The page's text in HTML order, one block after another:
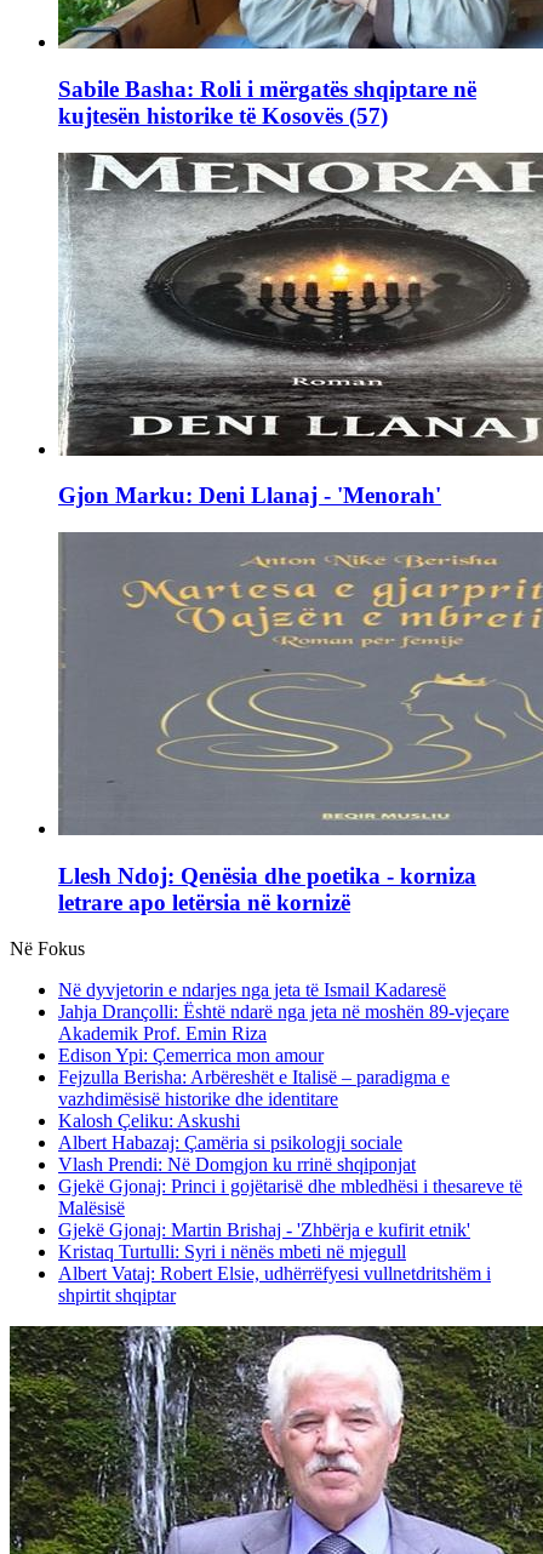
Sabile Basha: Roli i mërgatës shqiptare në
kujtesën historike të Kosovës (57)
Gjon Marku: Deni Llanaj - 'Menorah'
Llesh Ndoj: Qenësia dhe poetika - korniza
letrare apo letërsia në kornizë
Në Fokus
Në dyvjetorin e ndarjes nga jeta të Ismail Kadaresë
Jahja Drançolli: Është ndarë nga jeta në moshën 89-vjeçare
Akademik Prof. Emin Riza
Edison Ypi: Çemerrica mon amour
Fejzulla Berisha: Arbëreshët e Italisë – paradigma e
vazhdimësisë historike dhe identitare
Kalosh Çeliku: Askushi
Albert Habazaj: Çamëria si psikologji sociale
Vlash Prendi: Në Domgjon ku rrinë shqiponjat
Gjekë Gjonaj: Princi i gojëtarisë dhe mbledhësi i thesareve të
Malësisë
Gjekë Gjonaj: Martin Brishaj - 'Zhbërja e kufirit etnik'
Kristaq Turtulli: Syri i nënës mbeti në mjegull
Albert Vataj: Robert Elsie, udhërrëfyesi vullnetdritshëm i
shpirtit shqiptar